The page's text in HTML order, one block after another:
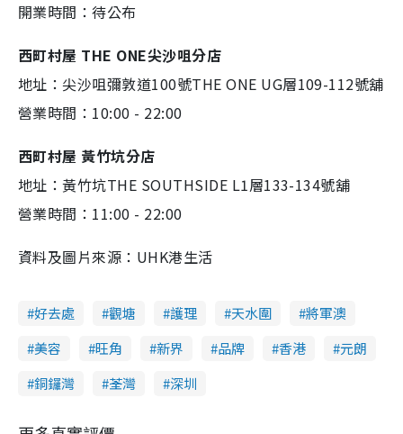
開業時間：待公布
西町村屋 THE ONE尖沙咀分店
地址：尖沙咀彌敦道100號THE ONE UG層109-112號舖
營業時間：10:00 - 22:00
西町村屋 黃竹坑分店
地址：黃竹坑THE SOUTHSIDE L1層133-134號舖
營業時間：11:00 - 22:00
資料及圖片來源：UHK港生活
好去處 觀塘 護理 天水圍
將軍澳
美容
旺角 新界 品牌 香港
元朗
銅鑼灣
荃灣 深圳